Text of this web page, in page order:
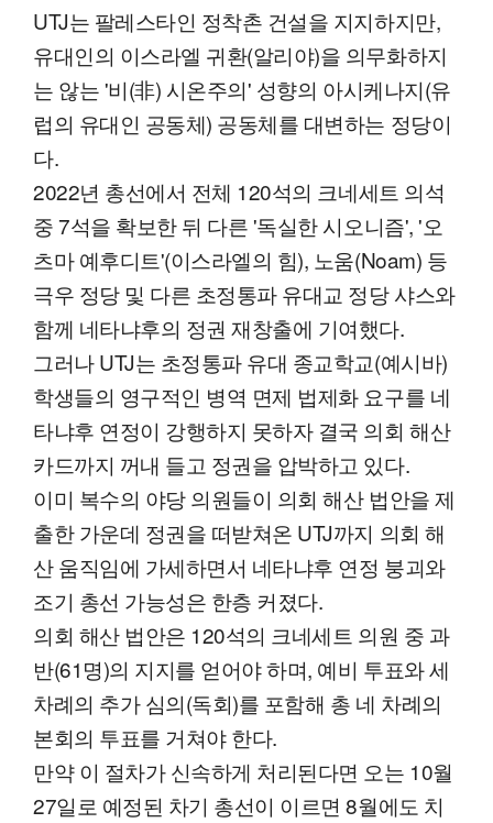
UTJ는 팔레스타인 정착촌 건설을 지지하지만,
유대인의 이스라엘 귀환(알리야)을 의무화하지
는 않는 '비(非) 시온주의' 성향의 아시케나지(유
럽의 유대인 공동체) 공동체를 대변하는 정당이
다.
2022년 총선에서 전체 120석의 크네세트 의석
중 7석을 확보한 뒤 다른 '독실한 시오니즘', '오
츠마 예후디트'(이스라엘의 힘), 노움(Noam) 등
극우 정당 및 다른 초정통파 유대교 정당 샤스와
함께 네타냐후의 정권 재창출에 기여했다.
그러나 UTJ는 초정통파 유대 종교학교(예시바)
학생들의 영구적인 병역 면제 법제화 요구를 네
타냐후 연정이 강행하지 못하자 결국 의회 해산
카드까지 꺼내 들고 정권을 압박하고 있다.
이미 복수의 야당 의원들이 의회 해산 법안을 제
출한 가운데 정권을 떠받쳐온 UTJ까지 의회 해
산 움직임에 가세하면서 네타냐후 연정 붕괴와
조기 총선 가능성은 한층 커졌다.
의회 해산 법안은 120석의 크네세트 의원 중 과
반(61명)의 지지를 얻어야 하며, 예비 투표와 세
차례의 추가 심의(독회)를 포함해 총 네 차례의
본회의 투표를 거쳐야 한다.
만약 이 절차가 신속하게 처리된다면 오는 10월
27일로 예정된 차기 총선이 이르면 8월에도 치